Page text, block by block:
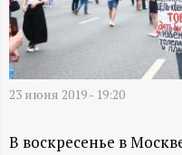
Й
Д
А
Н
23 июня 2019 - 19:20
В воскресенье в